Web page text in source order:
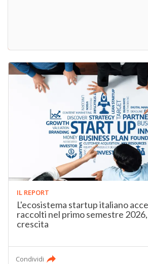
IL REPORT
L'ecosistema startup italiano
raccolti nel primo semestre
crescita
Condividi